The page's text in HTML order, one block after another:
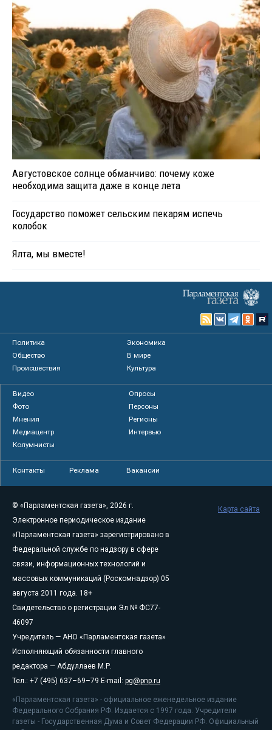
Августовское солнце обманчиво: почему коже
необходима защита даже в конце лета
Государство поможет сельским пекарям испечь
колобок
Ялта, мы вместе!
Политика
Экономика
Общество
В мире
Происшествия
Культура
Видео
Опросы
Фото
Персоны
Мнения
Регионы
Медиацентр
Интервью
Колумнисты
Контакты Реклама Вакансии
© «Парламентская газета», 2026 г.
Электронное периодическое издание
«Парламентская газета» зарегистрировано в
Федеральной службе по надзору в сфере
связи, информационных технологий и
массовых коммуникаций (Роскомнадзор) 05
августа 2011 года. 18+
Свидетельство о регистрации Эл № ФС77-
46097
Учредитель — АНО «Парламентская газета»
Исполняющий обязанности главного
редактора — Абдуллаев М.Р.
Тел.: +7 (495) 637–69–79 E-mail: pg@pnp.ru
«Парламентская газета» - официальное еженедельное издание
Федерального Собрания РФ. Издается с 1997 года. Учредители
газеты - Государственная Дума и Совет Федерации РФ. Официальный
Карта сайта